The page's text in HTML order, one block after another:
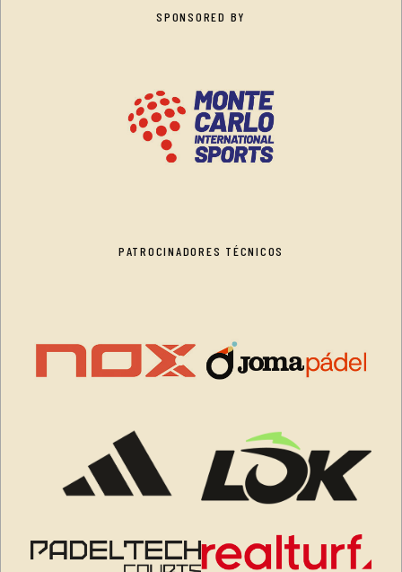
SPONSORED BY
PATROCINADORES TÉCNICOS